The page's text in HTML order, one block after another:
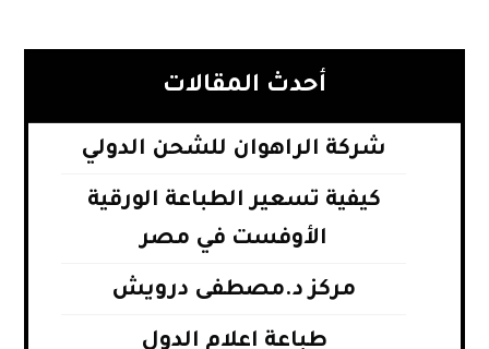
أحدث المقالات
شركة الراهوان للشحن الدولي
كيفية تسعير الطباعة الورقية
الأوفست في مصر
مركز د.مصطفى درويش
طباعة اعلام الدول